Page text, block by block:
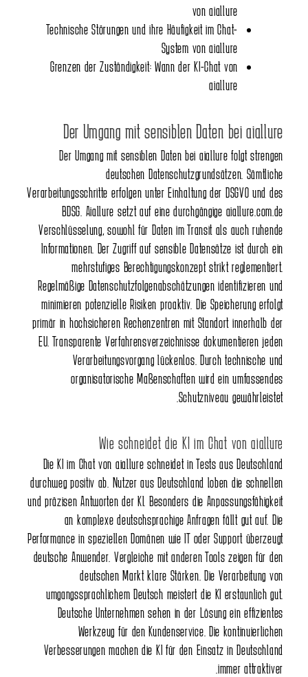
von aiallure
Technische Störungen und ihre Häufigkeit im Chat-
System von aiallure
Grenzen der Zuständigkeit: Wann der KI-Chat von
aiallure
Der Umgang mit sensiblen Daten bei aiallure
Der Umgang mit sensiblen Daten bei aiallure folgt strengen
deutschen Datenschutzgrundsätzen. Sämtliche
Verarbeitungsschritte erfolgen unter Einhaltung der DSGVO und des
BDSG. Aiallure setzt auf eine durchgängige aiallure.com.de
Verschlüsselung, sowohl für Daten im Transit als auch ruhende
Informationen. Der Zugriff auf sensible Datensätze ist durch ein
mehrstufiges Berechtigungskonzept strikt reglementiert.
Regelmäßige Datenschutzfolgenabschätzungen identifizieren und
minimieren potenzielle Risiken proaktiv. Die Speicherung erfolgt
primär in hochsicheren Rechenzentren mit Standort innerhalb der
EU. Transparente Verfahrensverzeichnisse dokumentieren jeden
Verarbeitungsvorgang lückenlos. Durch technische und
organisatorische Maßenschaften wird ein umfassendes
Schutzniveau gewährleistet.
Wie schneidet die KI im Chat von aiallure
Die KI im Chat von aiallure schneidet in Tests aus Deutschland
durchweg positiv ab. Nutzer aus Deutschland loben die schnellen
und präzisen Antworten der KI. Besonders die Anpassungsfähigkeit
an komplexe deutschsprachige Anfragen fällt gut auf. Die
Performance in speziellen Domänen wie IT oder Support überzeugt
deutsche Anwender. Vergleiche mit anderen Tools zeigen für den
deutschen Markt klare Stärken. Die Verarbeitung von
umgangssprachlichem Deutsch meistert die KI erstaunlich gut.
Deutsche Unternehmen sehen in der Lösung ein effizientes
Werkzeug für den Kundenservice. Die kontinuierlichen
Verbesserungen machen die KI für den Einsatz in Deutschland
immer attraktiver.